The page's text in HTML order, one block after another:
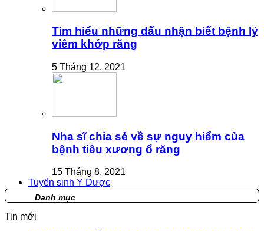
Tìm hiểu những dấu nhận biết bệnh lý
viêm khớp răng
5 Tháng 12, 2021
Nha sĩ chia sẻ về sự nguy hiểm của
bệnh tiêu xương ổ răng
15 Tháng 8, 2021
Tuyển sinh Y Dược
Danh mục
Tin mới